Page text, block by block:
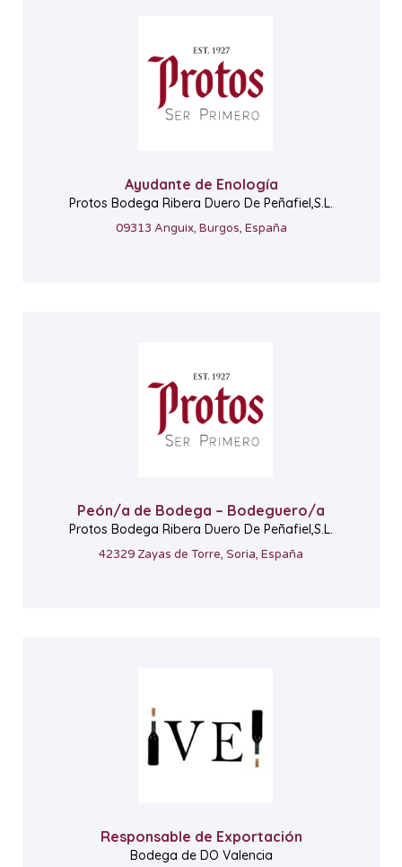
Ayudante de Enología
Protos Bodega Ribera Duero De Peñafiel,S.L.
09313 Anguix, Burgos, España
Peón/a de Bodega – Bodeguero/a
Protos Bodega Ribera Duero De Peñafiel,S.L.
42329 Zayas de Torre, Soria, España
Responsable de Exportación
Bodega de DO Valencia